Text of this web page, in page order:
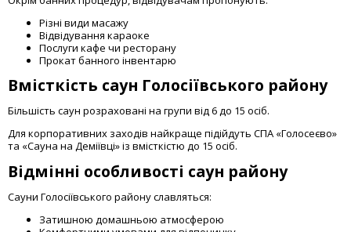
Різні види масажу
Відвідування караоке
Послуги кафе чи ресторану
Прокат банного інвентарю
Вмісткість саун Голосіївського району
Більшість саун розраховані на групи від 6 до 15 осіб.
Для корпоративних заходів найкраще підійдуть СПА «Голосеєво»
та «Сауна на Деміївці» із вмісткістю до 15 осіб.
Відмінні особливості саун району
Сауни Голосіївського району славляться:
Затишною домашньою атмосферою